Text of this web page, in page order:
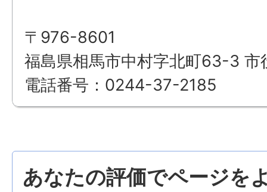
〒976-8601
福島県相馬市中村字北町63-3 市
電話番号：0244-37-2185
あなたの評価でページを